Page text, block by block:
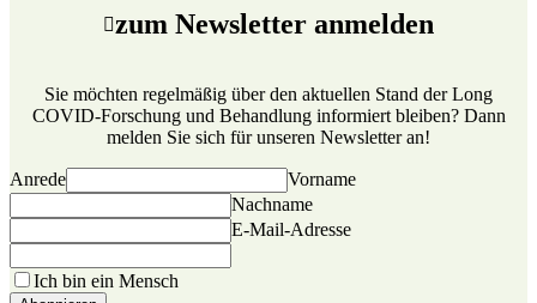
zum Newsletter anmelden
Sie möchten regelmäßig über den aktuellen Stand der Long
COVID-Forschung und Behandlung informiert bleiben? Dann
melden Sie sich für unseren Newsletter an!
Anrede
Vorname
Nachname
E-Mail-Adresse
Ich bin ein Mensch